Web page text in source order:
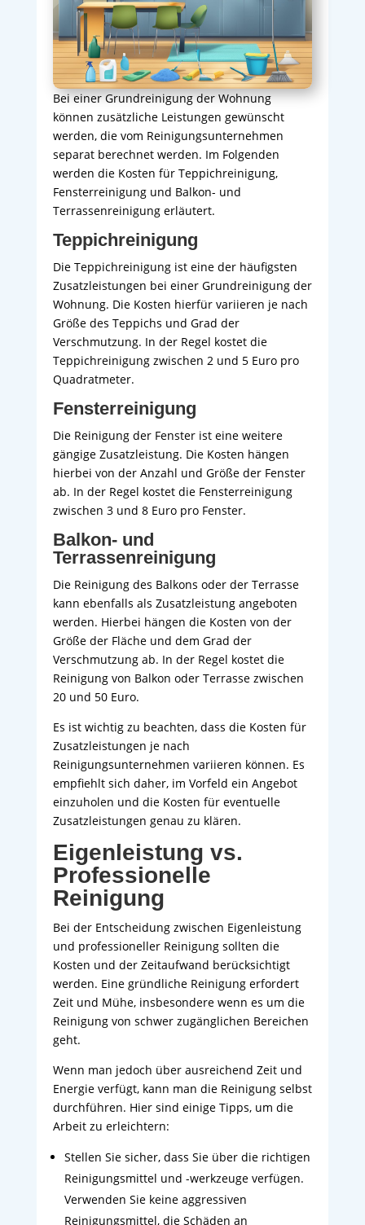
Bei einer Grundreinigung der Wohnung
können zusätzliche Leistungen gewünscht
werden, die vom Reinigungsunternehmen
separat berechnet werden. Im Folgenden
werden die Kosten für Teppichreinigung,
Fensterreinigung und Balkon- und
Terrassenreinigung erläutert.
Teppichreinigung
Die Teppichreinigung ist eine der häufigsten
Zusatzleistungen bei einer Grundreinigung der
Wohnung. Die Kosten hierfür variieren je nach
Größe des Teppichs und Grad der
Verschmutzung. In der Regel kostet die
Teppichreinigung zwischen 2 und 5 Euro pro
Quadratmeter.
Fensterreinigung
Die Reinigung der Fenster ist eine weitere
gängige Zusatzleistung. Die Kosten hängen
hierbei von der Anzahl und Größe der Fenster
ab. In der Regel kostet die Fensterreinigung
zwischen 3 und 8 Euro pro Fenster.
Balkon- und
Terrassenreinigung
Die Reinigung des Balkons oder der Terrasse
kann ebenfalls als Zusatzleistung angeboten
werden. Hierbei hängen die Kosten von der
Größe der Fläche und dem Grad der
Verschmutzung ab. In der Regel kostet die
Reinigung von Balkon oder Terrasse zwischen
20 und 50 Euro.
Es ist wichtig zu beachten, dass die Kosten für
Zusatzleistungen je nach
Reinigungsunternehmen variieren können. Es
empfiehlt sich daher, im Vorfeld ein Angebot
einzuholen und die Kosten für eventuelle
Zusatzleistungen genau zu klären.
Eigenleistung vs.
Professionelle
Reinigung
Bei der Entscheidung zwischen Eigenleistung
und professioneller Reinigung sollten die
Kosten und der Zeitaufwand berücksichtigt
werden. Eine gründliche Reinigung erfordert
Zeit und Mühe, insbesondere wenn es um die
Reinigung von schwer zugänglichen Bereichen
geht.
Wenn man jedoch über ausreichend Zeit und
Energie verfügt, kann man die Reinigung selbst
durchführen. Hier sind einige Tipps, um die
Arbeit zu erleichtern:
Stellen Sie sicher, dass Sie über die richtigen
Reinigungsmittel und -werkzeuge verfügen.
Verwenden Sie keine aggressiven
Reinigungsmittel, die Schäden an